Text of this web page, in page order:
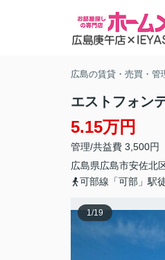
広島の賃貸・売買・管
エストフォン
5.15万円
管理/共益費 3,500円
広島県広島市安佐北
可部線「可部」駅
1/19